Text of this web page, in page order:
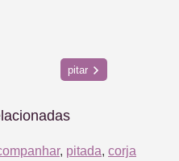
pitar
, pitada, corja